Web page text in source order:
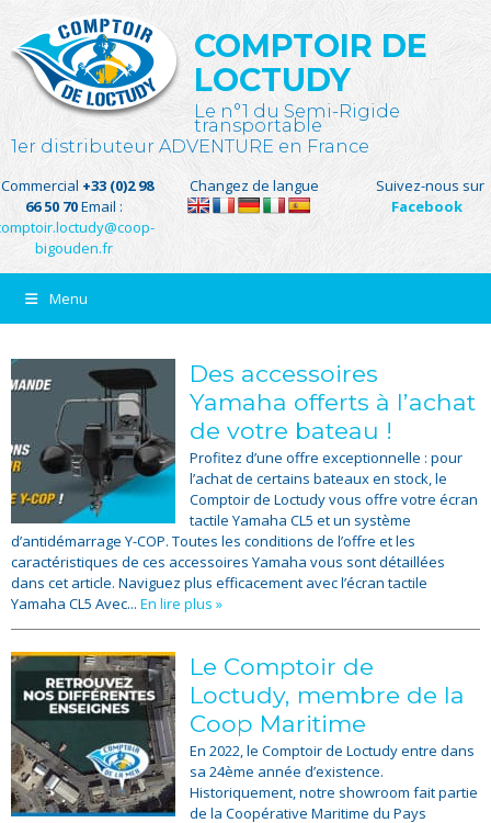
COMPTOIR DE
LOCTUDY
Le n°1 du Semi-Rigide
transportable
1er distributeur ADVENTURE en France
+33 (0)2 98
66 50 70Email :
bigouden.fr
Changez de langue
Suivez-nous sur
Facebook
Menu
Des accessoires
Yamaha offerts à l’achat
de votre bateau !
Profitez d’une offre exceptionnelle : pour
l’achat de certains bateaux en stock, le
Comptoir de Loctudy vous offre votre écran
tactile Yamaha CL5 et un système
d’antidémarrage Y-COP. Toutes les conditions de l’offre et les
caractéristiques de ces accessoires Yamaha vous sont détaillées
dans cet article. Naviguez plus efficacement avec l’écran tactile
Yamaha CL5 Avec... En lire plus »
Le Comptoir de
Loctudy, membre de la
Coop Maritime
En 2022, le Comptoir de Loctudy entre dans
sa 24ème année d’existence.
Historiquement, notre showroom fait partie
de la Coopérative Maritime du Pays